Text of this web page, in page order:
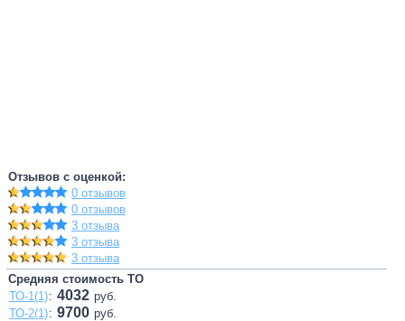
Отзывов с оценкой:
0 отзывов
0 отзывов
3 отзыва
3 отзыва
3 отзыва
Средняя стоимость ТО
ТО-1(1): 4032 руб.
ТО-2(1): 9700 руб.